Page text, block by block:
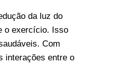
da luz do
o exercício. Isso
Com
interações entre o